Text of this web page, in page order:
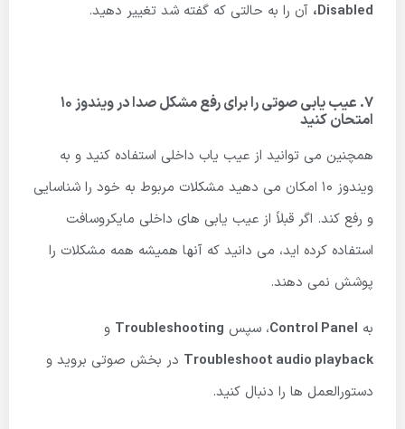
Disabled، آن را به حالتی که گفته شد تغییر دهید.
7. عیب یابی صوتی را برای رفع مشکل صدا در ویندوز 10
امتحان کنید
همچنین می توانید از عیب یاب داخلی استفاده کنید و به
ویندوز 10 امکان می دهید مشکلات مربوط به خود را شناسایی
و رفع کند. اگر قبلاً از عیب یابی های داخلی مایکروسافت
استفاده کرده اید، می دانید که آنها همیشه همه مشکلات را
پوشش نمی دهند.
به Control Panel، سپس Troubleshooting و
Troubleshoot audio playback در بخش صوتی بروید و
دستورالعمل ها را دنبال کنید.